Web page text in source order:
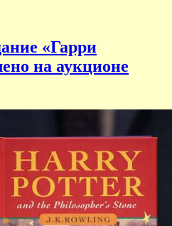
«Гарри
на аукционе